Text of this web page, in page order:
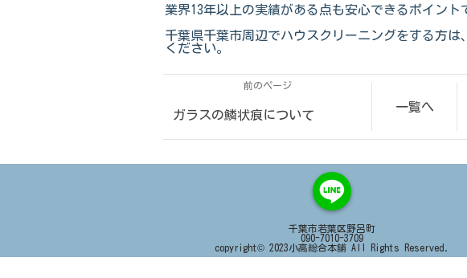
業界13年以上の実績がある点も安心できるポイント
千葉県千葉市周辺でハウスクリーニングをする方は
ください。
前のページ
ガラスの鱗状痕について
一覧へ
千葉市若葉区野呂町
090-7010-3709
copyright© 2023小高総合本舗 All Rights Reserved.